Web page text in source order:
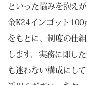
といった悩みを抱え
金K24インゴット
をもとに、制度の仕
します。実務に即し
も迷わない構成にし